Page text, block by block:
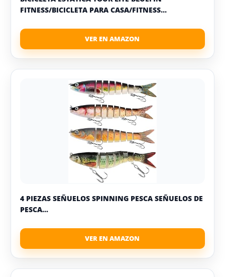
FITNESS/BICICLETA PARA CASA/FITNESS...
4 PIEZAS SEÑUELOS SPINNING PESCA SEÑUELOS DE
PESCA...